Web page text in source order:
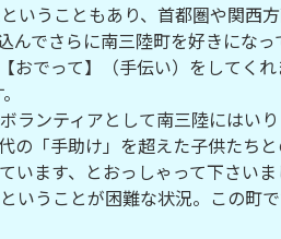
うこともあり、首都圏や関西
でさらに南三陸町を好きにな
でって】（手伝い）をしてく
ンティアとして南三陸にはい
「手助け」を超えた子供たち
ます、とおっしゃって下さいま
うことが困難な状況。この町